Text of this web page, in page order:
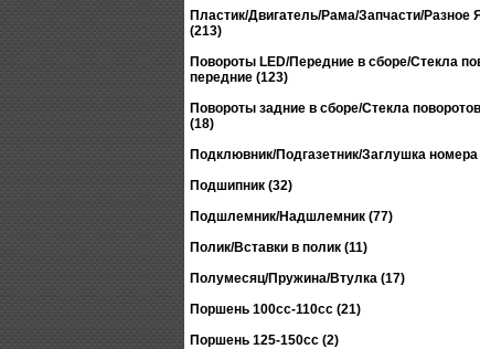
Пластик/Двигатель/Рама/Запчасти/Разное
(213)
Повороты LED/Передние в сборе/Стекла
передние (123)
Повороты задние в сборе/Стекла
(18)
Подклювник/Подгазетник/Заглушка
Подшипник (32)
Подшлемник/Надшлемник (77)
Полик/Вставки в полик (11)
Полумесяц/Пружина/Втулка (17)
Поршень 100сс-110сс (21)
Поршень 125-150сс (2)